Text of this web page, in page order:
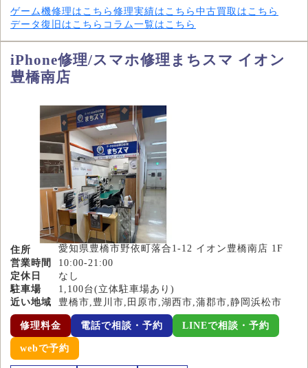
ゲーム機修理はこちら 修理実績はこちら 中古買取はこちら
データ復旧はこちら コラム一覧はこちら
iPhone修理/スマホ修理まちスマ イオン
豊橋南店
住所
愛知県豊橋市野依町落合1-12 イオン豊橋南店 1F
営業時間
10:00-21:00
定休日
なし
駐車場
1,100台(立体駐車場あり)
近い地域
豊橋市,豊川市,田原市,湖西市,蒲郡市,静岡浜松市
修理料金 電話で相談・予約 LINEで相談・予約
webで予約